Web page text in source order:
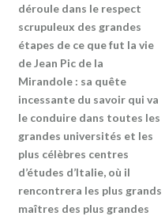
déroule dans le respect
scrupuleux des grandes
étapes de ce que fut la vie
de Jean Pic de la
Mirandole : sa quête
incessante du savoir qui va
le conduire dans toutes les
grandes universités et les
plus célèbres centres
d’études d’Italie, où il
rencontrera les plus grands
maîtres des plus grandes